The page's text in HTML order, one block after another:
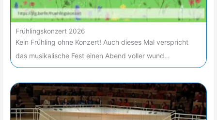
Frühlingskonzert 2026
Kein Frühling ohne Konzert! Auch dieses Mal verspricht
das musikalische Fest einen Abend voller wund…